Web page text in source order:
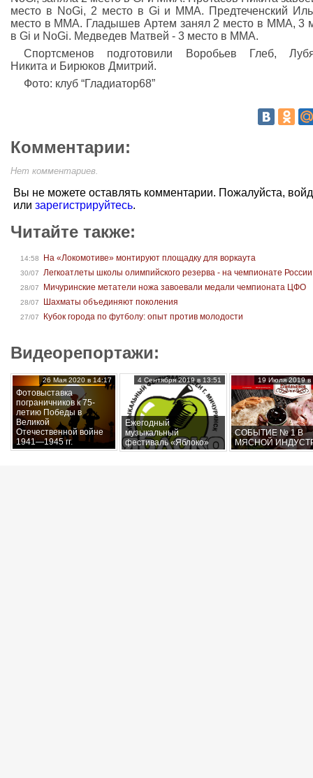
место в NoGi, 2 место в Gi и ММА. Предтеченский
место в ММА. Гладышев Артем занял 2 место в ММА, 3
в Gi и NоGi. Медведев Матвей - 3 место в ММА.
Спортсменов подготовили Воробьев Глеб,
Никита и Бирюков Дмитрий.
Фото: клуб “Гладиатор68”
Комментарии:
Нет комментариев.
Вы не можете оставлять комментарии. Пожалуйста,
или зарегистрируйтесь.
Читайте также:
14:58 На «Локомотиве» монтируют площадку для воркаута
30/07 Легкоатлеты школы олимпийского резерва - на чемпионате России
28/07 Мичуринские метатели ножа завоевали медали чемпионата ЦФО
28/07 Шахматы объединяют поколения
27/07 Кубок города по футболу: опыт против молодости
Видеорепортажи:
Фотовыставка
пограничников к 75-
летию Победы в
Великой
Отечественной войне
1941—1945 гг.
26 Мая 2020 в 14:17
Ежегодный
музыкальный
фестиваль «Яблоко»
4 Сентября 2019 в 13:51
СОБЫТИЕ № 1 В
МЯСНОЙ
19 Июля 2019 в